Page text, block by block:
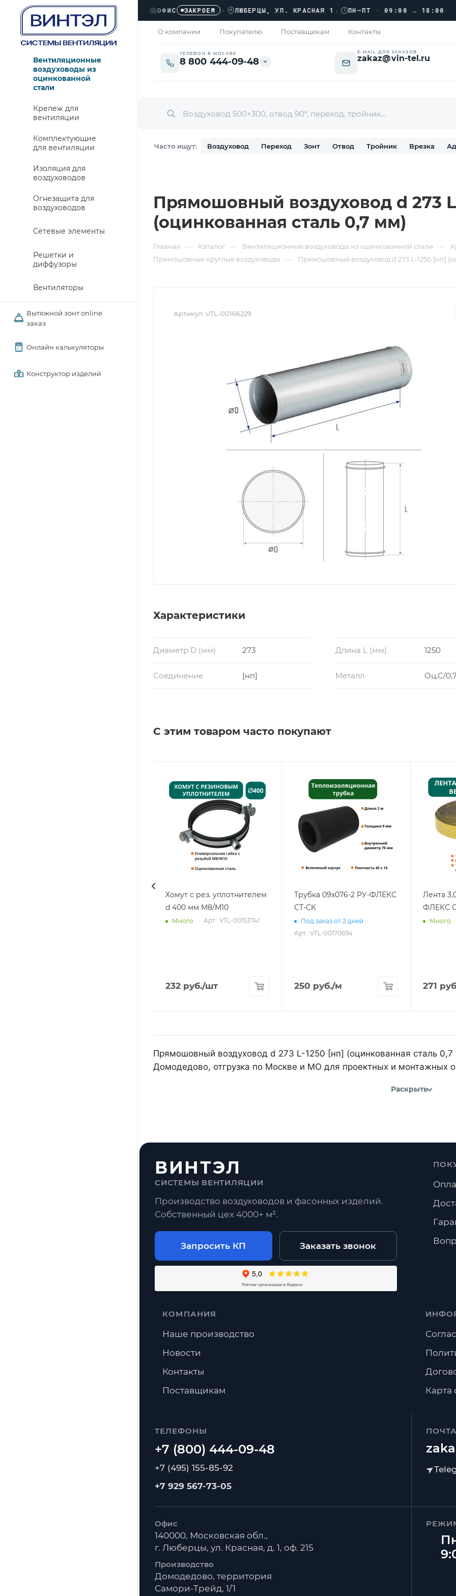
ОФИС ЗАКРОЕМ › ЛЮБЕРЦЫ, УЛ. КРАСНАЯ 1› ПН–ПТ · 09:00 → 18:00
О компании Покупателю Поставщикам Контакты
ТЕЛЕФОН В МОСКВЕ
8 800 444-09-48
E-MAIL ДЛЯ ЗАКАЗОВ
zakaz@vin-tel.ru
Часто ищут: Воздуховод Переход Зонт Отвод Тройник Врезка
Вентиляционные
воздуховоды из
оцинкованной
стали
Крепеж для
вентиляции
Комплектующие
для вентиляции
Изоляция для
воздуховодов
Огнезащита для
воздуховодов
Сетевые элементы
Решетки и
диффузоры
Вентиляторы
Вытяжной зонт online
заказ
Онлайн калькуляторы
Конструктор изделий
Прямошовный воздуховод d 273
(оцинкованная сталь 0,7 мм)
Главная — Каталог — Вентиляционные воздуховоды из оцинкованной стали —
Прямошовные круглые воздуховоды
— Прямошовный воздуховод d 273 L-1250 [нп]
Артикул: VTL-00166229
Характеристики
Диаметр D (мм) 273 Длина L (мм) 1250
Соединение [нп] Металл Оц.С/
С этим товаром часто покупают
Хомут с рез. уплотнителем
d 400 мм М8/М10
Много Арт.: VTL-00153741
232 руб./шт
Трубка 09х076-2 РУ-ФЛЕКС
СТ-СК
Под заказ от 2 дней
Арт.: VTL-00170694
250 руб./м
Лента
ФЛЕКС
Много
271
Прямошовный воздуховод d 273 L-1250 [нп] (оцинкованная сталь
Домодедово, отгрузка по Москве и МО для проектных и монтажных
Раскрыть
ВИНТЭЛ
СИСТЕМЫ ВЕНТИЛЯЦИИ
Производство воздуховодов и фасонных изделий.
Собственный цех 4000+ м².
Запросить КП Заказать звонок
ТЕЛЕФОНЫ
+7 (495) 155-85-92
+7 929 567-73-05
Офис
140000, Московская обл.,
г. Люберцы, ул. Красная, д. 1, оф. 215
Производство
Домодедово, территория
Самори-Трейд, 1/1
КОМПАНИЯ
Наше производство
Новости
Контакты
Поставщикам
Карта